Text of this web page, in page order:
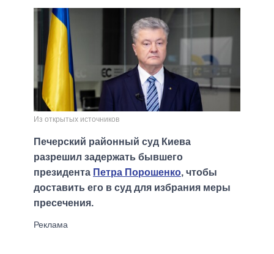
Из открытых источников
Печерский районный суд Киева
разрешил задержать бывшего
президента Петра Порошенко, чтобы
доставить его в суд для избрания меры
пресечения.